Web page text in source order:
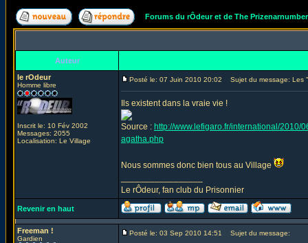
Forums du rÔdeur et de The
Auteur
le rOdeur
Homme libre
Inscrit le: 10 Fév 2002
Messages: 2055
Localisation: Le Village
Posté le: 07 Juin 2010 20:02 Sujet du message: Les
Ils existent dans la vraie vie !
Source : http://www.lefigaro.fr/international/
agatha.php
Nous sommes donc bien tous au Village
Le rÔdeur, fan club du Prisonnier
Revenir en haut
Freeman !
Gardien
Posté le: 03 Sep 2010 14:51 Sujet du message: